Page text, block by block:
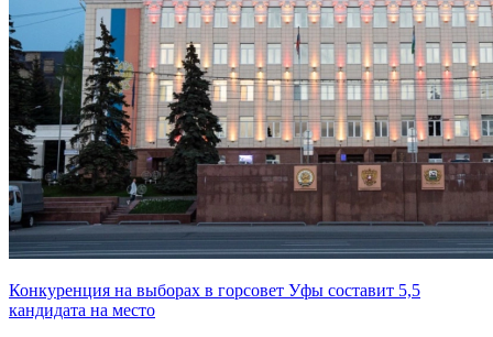
Конкуренция на выборах в горсовет Уфы составит 5,5
кандидата на место